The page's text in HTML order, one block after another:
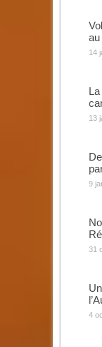
14
13
9
31
4